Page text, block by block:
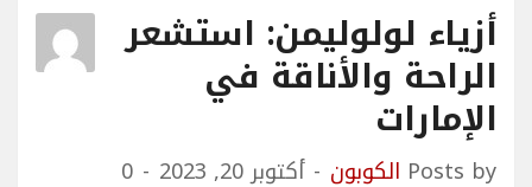
أزياء لولوليمن: استشعر
الراحة والأناقة في
الإمارات
Posts by الكوبون أكتوبر 20, 2023 0